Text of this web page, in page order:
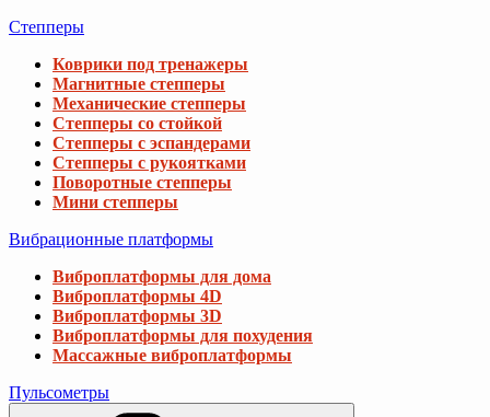
Степперы
Коврики под тренажеры
Магнитные степперы
Механические степперы
Степперы со стойкой
Степперы с эспандерами
Степперы с рукоятками
Поворотные степперы
Мини степперы
Вибрационные платформы
Виброплатформы для дома
Виброплатформы 4D
Виброплатформы 3D
Виброплатформы для похудения
Массажные виброплатформы
Пульсометры